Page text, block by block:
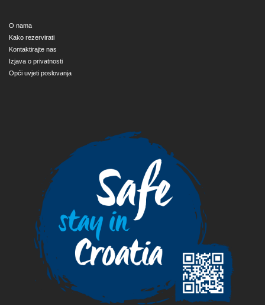
O nama
Kako rezervirati
Kontaktirajte nas
Izjava o privatnosti
Opći uvjeti poslovanja